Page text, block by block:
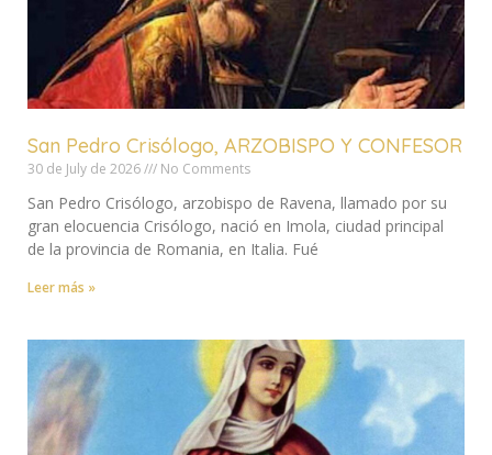
San Pedro Crisólogo, ARZOBISPO Y CONFESOR
30 de July de 2026 No Comments
San Pedro Crisólogo, arzobispo de Ravena, llamado por su
gran elocuencia Crisólogo, nació en Imola, ciudad principal
de la provincia de Romania, en Italia. Fué
Leer más »